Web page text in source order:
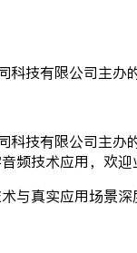
科技有限公司主
科技有限公司主
频技术应用，欢迎
与真实应用场景深